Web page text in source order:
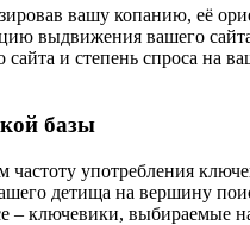
вашу копанию, её
выдвижения вашего
и степень спроса на
базы
употребления
детища на вершину
ключевики, выбираемые